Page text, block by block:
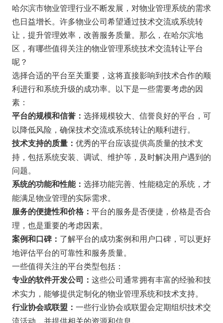
哈尔滨市物业管理行业不断发展，对物业管理系统的需求
也日益增长。许多物业公司希望通过技术交流或系统转
让，提升管理效率，改善服务质量。那么，在哈尔滨地
区，有哪些值得关注的物业管理系统技术交流转让平台
呢？
选择合适的平台至关重要，这将直接影响到技术合作的顺
利进行和系统升级的成功率。以下是一些需要考虑的因
素：
平台的规模和信誉： 选择规模较大、信誉良好的平台，可
以降低风险，确保技术交流或系统转让的顺利进行。
技术支持的质量： 优秀的平台应该提供高质量的技术支
持，包括系统安装、调试、维护等，及时解决用户遇到的
问题。
系统的功能和性能： 选择功能完善、性能稳定的系统，才
能满足物业管理的实际需求。
服务的便捷性和价格： 平台的服务是否便捷，价格是否合
理，也是重要的考虑因素。
案例和口碑： 了解平台的成功案例和用户口碑，可以更好
地评估平台的可靠性和服务质量。
一些值得关注的平台类型包括：
专业的软件开发公司： 这些公司通常拥有丰富的经验和技
术实力，能够提供定制化的物业管理系统和技术支持。
行业协会或联盟： 一些行业协会或联盟会定期组织技术交
流活动，并提供相关的资源和信息。